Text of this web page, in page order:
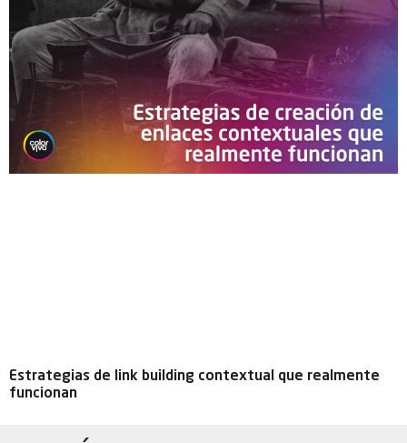
Estrategias de link building contextual que realmente
funcionan